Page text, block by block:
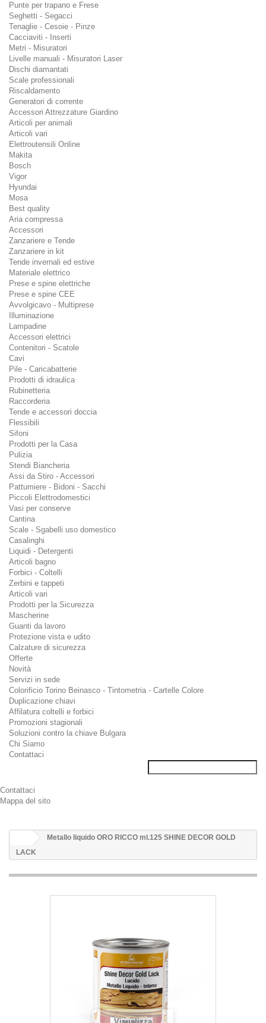
Punte per trapano e Frese
Seghetti - Segacci
Tenaglie - Cesoie - Pinze
Cacciaviti - Inserti
Metri - Misuratori
Livelle manuali - Misuratori Laser
Dischi diamantati
Scale professionali
Riscaldamento
Generatori di corrente
Accessori Attrezzature Giardino
Articoli per animali
Articoli vari
Elettroutensili Online
Makita
Bosch
Vigor
Hyundai
Mosa
Best quality
Aria compressa
Accessori
Zanzariere e Tende
Zanzariere in kit
Tende invernali ed estive
Materiale elettrico
Prese e spine elettriche
Prese e spine CEE
Avvolgicavo - Multiprese
Illuminazione
Lampadine
Accessori elettrici
Contenitori - Scatole
Cavi
Pile - Caricabatterie
Prodotti di idraulica
Rubinetteria
Raccorderia
Tende e accessori doccia
Flessibili
Sifoni
Prodotti per la Casa
Pulizia
Stendi Biancheria
Assi da Stiro - Accessori
Pattumiere - Bidoni - Sacchi
Piccoli Elettrodomestici
Vasi per conserve
Cantina
Scale - Sgabelli uso domestico
Casalinghi
Liquidi - Detergenti
Articoli bagno
Forbici - Coltelli
Zerbini e tappeti
Articoli vari
Prodotti per la Sicurezza
Mascherine
Guanti da lavoro
Protezione vista e udito
Calzature di sicurezza
Offerte
Novità
Servizi in sede
Colorificio Torino Beinasco - Tintometria - Cartelle Colore
Duplicazione chiavi
Affilatura coltelli e forbici
Promozioni stagionali
Soluzioni contro la chiave Bulgara
Chi Siamo
Contattaci
Contattaci
Mappa del sito
Metallo liquido ORO RICCO ml.125 SHINE DECOR GOLD
LACK